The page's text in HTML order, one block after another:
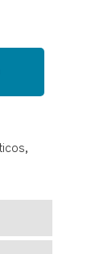
,